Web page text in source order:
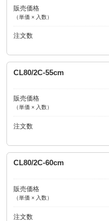
販売価格
（単価 × 入数）
注文数
CL80/2C-55cm
販売価格
（単価 × 入数）
注文数
CL80/2C-60cm
販売価格
（単価 × 入数）
注文数